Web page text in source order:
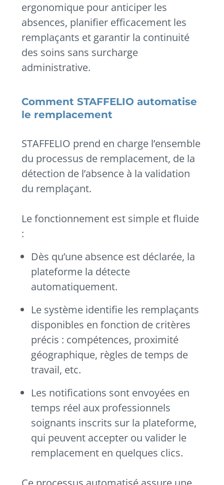
ergonomique pour anticiper les
absences, planifier efficacement les
remplaçants et garantir la continuité
des soins sans surcharge
administrative.
Comment STAFFELIO automatise
le remplacement
STAFFELIO prend en charge l’ensemble
du processus de remplacement, de la
détection de l’absence à la validation
du remplaçant.
Le fonctionnement est simple et fluide
:
Dès qu’une absence est déclarée, la
plateforme la détecte
automatiquement.
Le système identifie les remplaçants
disponibles en fonction de critères
précis : compétences, proximité
géographique, règles de temps de
travail, etc.
Les notifications sont envoyées en
temps réel aux professionnels
soignants inscrits sur la plateforme,
qui peuvent accepter ou valider le
remplacement en quelques clics.